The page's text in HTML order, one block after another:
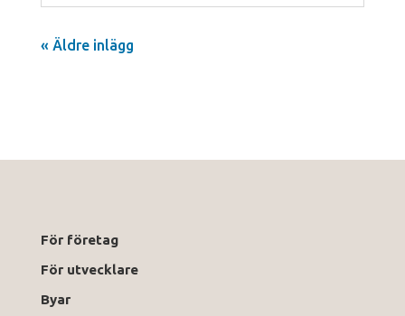
« Äldre inlägg
För företag
För utvecklare
Byar